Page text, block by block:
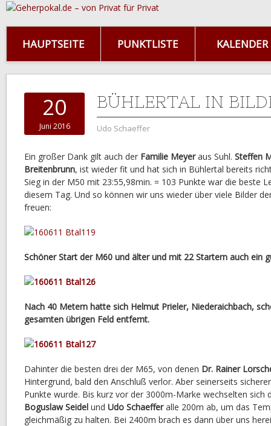
HAUPTSEITE PUNKTLISTE KALENDER
20
Juni 2016
BÜHLERTAL IN
Udo Schaeffer
Ein großer Dank gilt auch der Familie Meyeraus Suhl. Steffen
Breitenbrunn, ist wieder fit und hat sich in Bühlertal bereits
Sieg in der M50 mit 23:55,98min. = 103 Punkte war die beste
diesem Tag. Und so können wir uns wieder über viele Bilder
freuen:
Schöner Start der M60 und älter und mit 22 Startern auch ein
Nach 40 Metern hatte sich Helmut Prieler, Niederaichbach,
gesamten übrigen Feld entfernt.
Dahinter die besten drei der M65, von denen Dr. Rainer
Hintergrund, bald den Anschluß verlor. Aber seinerseits
Punkte wurde. Bis kurz vor der 3000m-Marke wechselten sich
Boguslaw Seidel und Udo Schaefferalle 200m ab, um das
gleichmäßig zu halten. Bei 2400m brach es dann über uns